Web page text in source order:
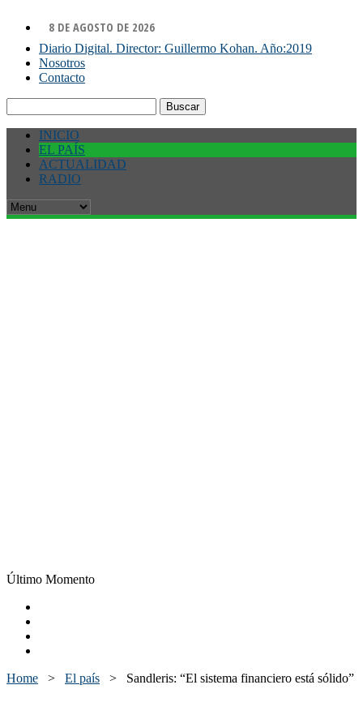
8 DE AGOSTO DE 2026
Diario Digital. Director: Guillermo Kohan. Año:2019
Nosotros
Contacto
INICIO
EL PAÍS
ACTUALIDAD
RADIO
Último Momento
Home > El país > Sandleris: “El sistema financiero está sólido”